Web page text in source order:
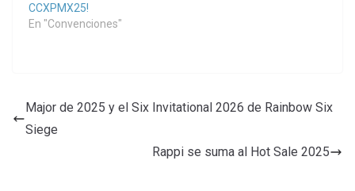
CCXPMX25!
En "Convenciones"
Major de 2025 y el Six Invitational 2026 de Rainbow Six
Siege
Rappi se suma al Hot Sale 2025